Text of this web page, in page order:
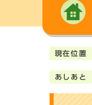
現在位置
あしあと